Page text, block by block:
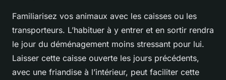
Familiarisez vos animaux avec les caisses ou les
transporteurs. L’habituer à y entrer et en sortir rendra
le jour du déménagement moins stressant pour lui.
Laisser cette caisse ouverte les jours précédents,
avec une friandise à l’intérieur, peut faciliter cette